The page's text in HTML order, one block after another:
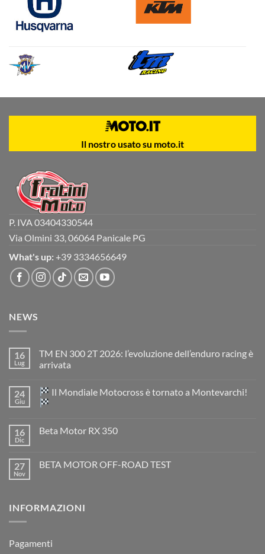
Il nostro usato su moto.it
P. IVA 03404330544
Via Olmini 33, 06064 Panicale PG
What's up: +39 3334656649
NEWS
16
Lug
TM EN 300 2T 2026: l’evoluzione dell’enduro racing è
arrivata
su
TM
EN
2026:
è
arrivata
24
Giu
Il Mondiale Motocross è tornato a Montevarchi!
su
Motocross
è
16
Dic
Beta Motor RX 350
Beta
27
Nov
BETA MOTOR OFF-ROAD TEST
MOTOR
INFORMAZIONI
Pagamenti